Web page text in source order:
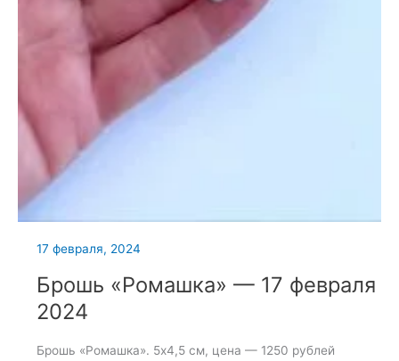
17 февраля, 2024
Брошь «Ромашка» — 17 февраля
2024
Брошь «Ромашка». 5х4,5 см, цена — 1250 рублей